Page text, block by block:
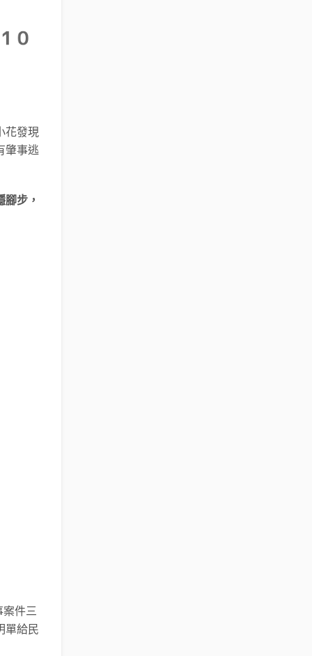
花發現
肇事逃
腳步，
件三
單給民